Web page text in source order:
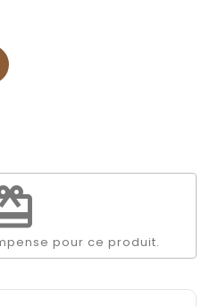
pour ce produit.